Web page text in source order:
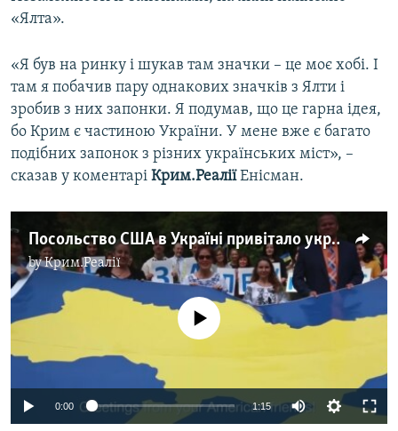
«Ялта».
«Я був на ринку і шукав там значки – це моє хобі. І
там я побачив пару однакових значків з Ялти і
зробив з них запонки. Я подумав, що це гарна ідея,
бо Крим є частиною України. У мене вже є багато
подібних запонок з різних українських міст», –
сказав у коментарі Крим.РеаліїЕнісман.
Посольство США в Україні привітало українців з Днем Незалежності
byКрим.Реалії
No media source currently available
0:00 1:15